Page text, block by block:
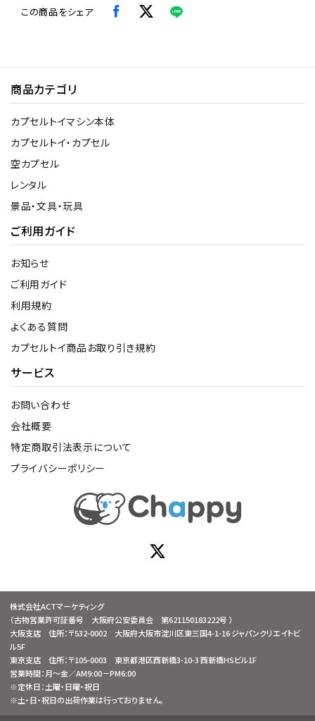
この商品をシェア
商品カテゴリ
カプセルトイマシン本体
カプセルトイ・カプセル
空カプセル
レンタル
景品・文具・玩具
ご利用ガイド
お知らせ
ご利用ガイド
利用規約
よくある質問
カプセルトイ商品お取り引き規約
サービス
お問い合わせ
会社概要
特定商取引法表示について
プライバシーポリシー
株式会社ACTマーケティング
（古物営業許可証番号 大阪府公安委員会 第621150183222号 ）
大阪支店 住所：〒532-0002 大阪府大阪市淀川区東三国4-1-16 ジャパンクリエイトビ
ル5F
東京支店 住所：〒105-0003 東京都港区西新橋3-10-3 西新橋HSビル1F
営業時間：月～金／AM9:00－PM6:00
※定休日：土曜・日曜・祝日
※土・日・祝日の出荷作業は行っておりません。